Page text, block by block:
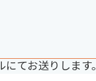
てお送りします。